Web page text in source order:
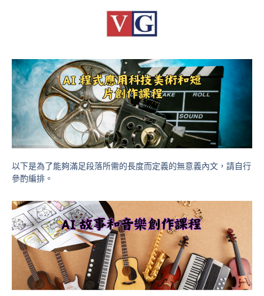
以下是為了能夠滿足段落所需的長度而定義的無意義內文，請自行
參酌編排。